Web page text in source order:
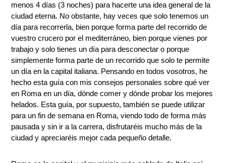
menos 4 días (3 noches) para hacerte una idea general de la
ciudad eterna. No obstante, hay veces que solo tenemos un
día para recorrerla, bien porque forma parte del recorrido de
vuestro crucero por el mediterráneo, bien porque vienes por
trabajo y solo tienes un día para desconectar o porque
simplemente forma parte de un recorrido que solo te permite
un día en la capital italiana. Pensando en todos vosotros, he
hecho esta guía con mis consejos personales sobre qué ver
en Roma en un día, dónde comer y dónde probar los mejores
helados. Esta guía, por supuesto, también se puede utilizar
para un fin de semana en Roma, viendo todo de forma más
pausada y sin ir a la carrera, disfrutaréis mucho más de la
ciudad y apreciaréis mejor cada pequeño detalle.